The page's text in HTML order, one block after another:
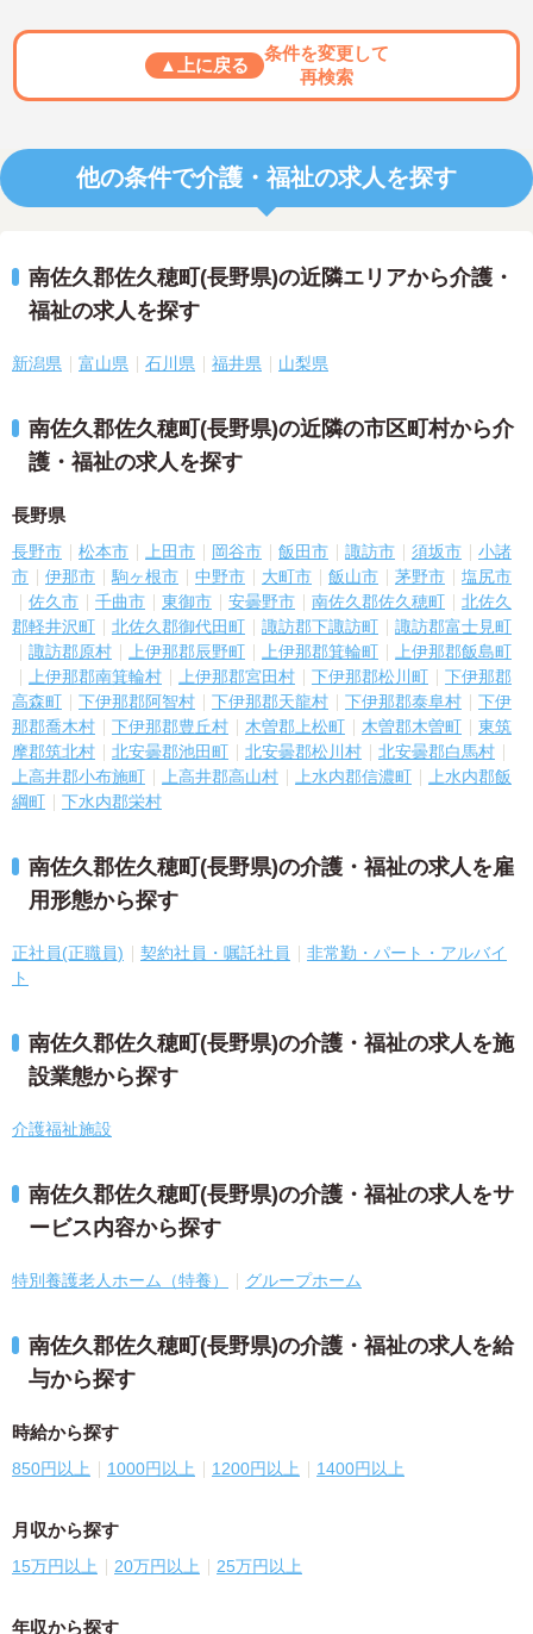
▲上に戻る
条件を変更して
再検索
他の条件で介護・福祉の求人を探す
南佐久郡佐久穂町(長野県)の近隣エリアから介護・
福祉の求人を探す
新潟県 富山県 石川県 福井県 山梨県
南佐久郡佐久穂町(長野県)の近隣の市区町村から介
護・福祉の求人を探す
長野県
長野市 松本市 上田市 岡谷市 飯田市 諏訪市 須坂市
小諸
市
伊那市 駒ヶ根市 中野市 大町市 飯山市 茅野市
塩尻市
佐久市
千曲市 東御市 安曇野市 南佐久郡佐久穂町
北佐久
郡軽井沢町
北佐久郡御代田町 諏訪郡下諏訪町
諏訪郡富士見町
諏訪郡原村
上伊那郡辰野町 上伊那郡箕輪町
上伊那郡飯島町
上伊那郡南箕輪村
上伊那郡宮田村 下伊那郡松川町
下伊那郡
高森町
下伊那郡阿智村 下伊那郡天龍村 下伊那郡泰阜村
下伊
那郡喬木村
下伊那郡豊丘村 木曽郡上松町 木曽郡木曽町
東筑
摩郡筑北村
北安曇郡池田町 北安曇郡松川村
北安曇郡白馬村
上高井郡小布施町
上高井郡高山村 上水内郡信濃町
上水内郡飯
綱町
下水内郡栄村
南佐久郡佐久穂町(長野県)の介護・福祉の求人を雇
用形態から探す
正社員(正職員) 契約社員・嘱託社員
非常勤・パート・アルバイ
ト
南佐久郡佐久穂町(長野県)の介護・福祉の求人を施
設業態から探す
介護福祉施設
南佐久郡佐久穂町(長野県)の介護・福祉の求人をサ
ービス内容から探す
特別養護老人ホーム（特養） グループホーム
南佐久郡佐久穂町(長野県)の介護・福祉の求人を給
与から探す
時給から探す
850円以上 1000円以上 1200円以上 1400円以上
月収から探す
15万円以上 20万円以上 25万円以上
年収から探す